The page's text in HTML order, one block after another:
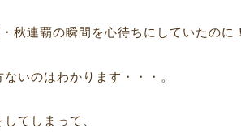
秋連覇の瞬間を心待ちにしていたのに
いのはわかります・・・。
てしまって、